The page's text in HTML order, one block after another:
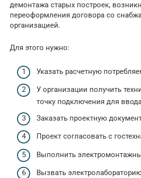
демонтажа старых построек,
переоформления договора со
организацией.
Для этого нужно:
Указать расчетную
У организации получить
точку подключения для
Заказать проектную
Проект согласовать с
Выполнить
Вызвать